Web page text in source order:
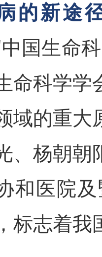
的新途
国生命
命科学学
域的重大
、杨朝朝
和医院
标志着我